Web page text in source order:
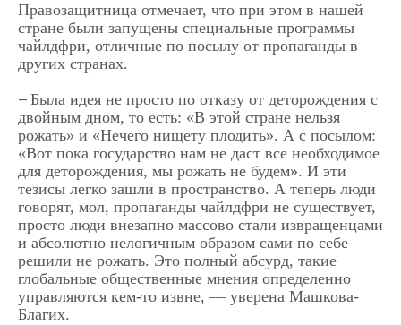
Правозащитница отмечает, что при этом в нашей
стране были запущены специальные программы
чайлдфри, отличные по посылу от пропаганды в
других странах.
— Была идея не просто по отказу от деторождения с
двойным дном, то есть: «В этой стране нельзя
рожать» и «Нечего нищету плодить». А с посылом:
«Вот пока государство нам не даст все необходимое
для деторождения, мы рожать не будем». И эти
тезисы легко зашли в пространство. А теперь люди
говорят, мол, пропаганды чайлдфри не существует,
просто люди внезапно массово стали извращенцами
и абсолютно нелогичным образом сами по себе
решили не рожать. Это полный абсурд, такие
глобальные общественные мнения определенно
управляются кем-то извне, — уверена Машкова-
Благих.